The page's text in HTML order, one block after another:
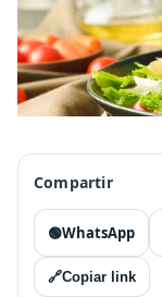
Compartir
🟢WhatsApp
🔗Copiar link